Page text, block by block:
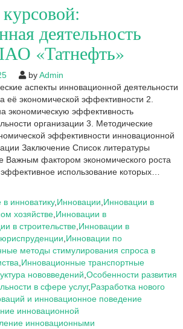
деятельность
«Татнефть»
byAdmin
аспекты инновационной деятельности
её экономической эффективности 2.
экономическую эффективность
организации 3. Методические
эффективности инновационной
Заключение Список литературы
Важным фактором экономического роста
использование которых…
деятельность
инноватику, Инновации Инновации в
хозяйстве Инновации в
в строительстве Инновации в
Инновации по
методы стимулирования спроса в
Инновационные транспортные
нововведений Особенности развития
в сфере услуг,Разработка нового
и инновационное поведение
инновационной
инновационными